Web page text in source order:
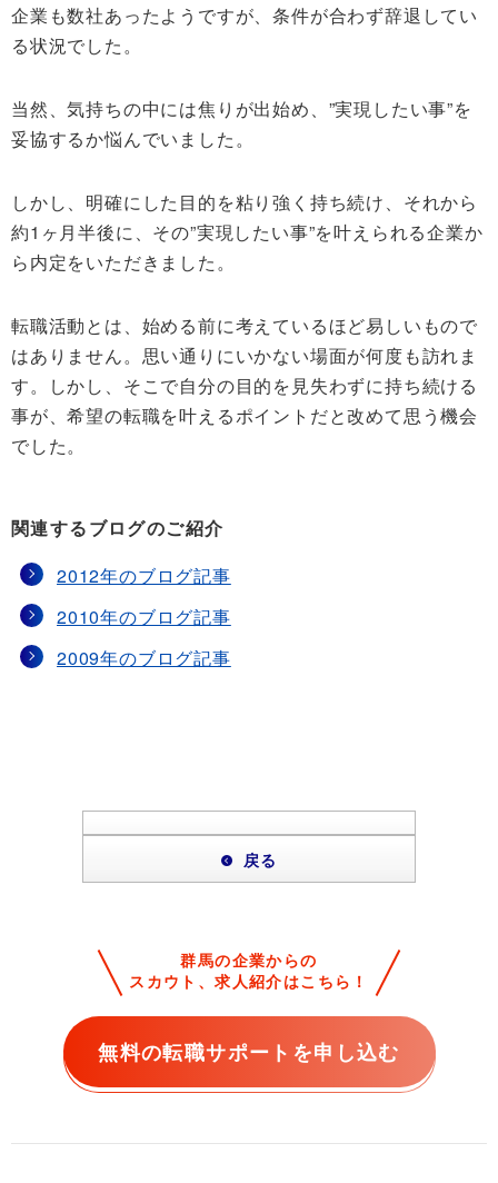
企業も数社あったようですが、条件が合わず辞退してい
る状況でした。
当然、気持ちの中には焦りが出始め、”実現したい事”を
妥協するか悩んでいました。
しかし、明確にした目的を粘り強く持ち続け、それから
約1ヶ月半後に、その”実現したい事”を叶えられる企業か
ら内定をいただきました。
転職活動とは、始める前に考えているほど易しいもので
はありません。思い通りにいかない場面が何度も訪れま
す。しかし、そこで自分の目的を見失わずに持ち続ける
事が、希望の転職を叶えるポイントだと改めて思う機会
でした。
関連するブログのご紹介
2012年のブログ記事
2010年のブログ記事
2009年のブログ記事
戻る
群馬の企業からの
スカウト、求人紹介はこちら！
無料の転職サポートを申し込む